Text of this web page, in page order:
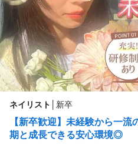
ネイリスト 新卒
【新卒歓迎】未経験から一流
期と成長できる安心環境◎